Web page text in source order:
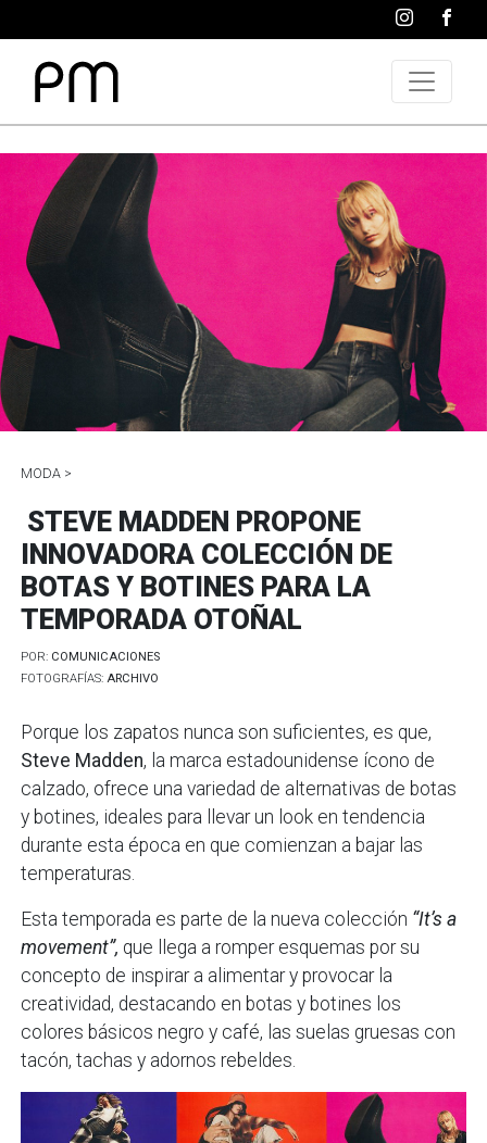
MODA >
STEVE MADDEN PROPONE
INNOVADORA COLECCIÓN DE
BOTAS Y BOTINES PARA LA
TEMPORADA OTOÑAL
POR: COMUNICACIONES
FOTOGRAFÍAS:ARCHIVO
Porque los zapatos nunca son suficientes, es que,
Steve Madden, la marca estadounidense ícono de
calzado, ofrece una variedad de alternativas de botas
y botines, ideales para llevar un look en tendencia
durante esta época en que comienzan a bajar las
temperaturas.
Esta temporada es parte de la nueva colección “It’s a
movement”, que llega a romper esquemas por su
concepto de inspirar a alimentar y provocar la
creatividad, destacando en botas y botines los
colores básicos negro y café, las suelas gruesas con
tacón, tachas y adornos rebeldes.